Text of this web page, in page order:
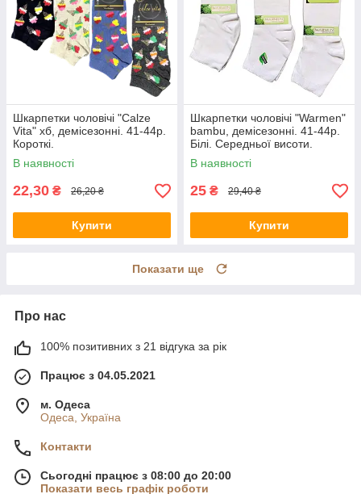
Шкарпетки чоловічі "Calze
Vita" хб, демісезонні. 41-44р.
Короткі.
В наявності
22,30 ₴ 26,20 ₴
Купити
Шкарпетки чоловічі "Warmen"
bambu, демісезонні. 41-44р.
Білі. Середньої висоти.
В наявності
25 ₴ 29,40 ₴
Купити
Показати ще
Про нас
100% позитивних з 21 відгука за рік
Працює з 04.05.2021
м. Одеса
Одеса, Україна
Контакти
Сьогодні працює з 08:00 до 20:00
Показати весь графік роботи